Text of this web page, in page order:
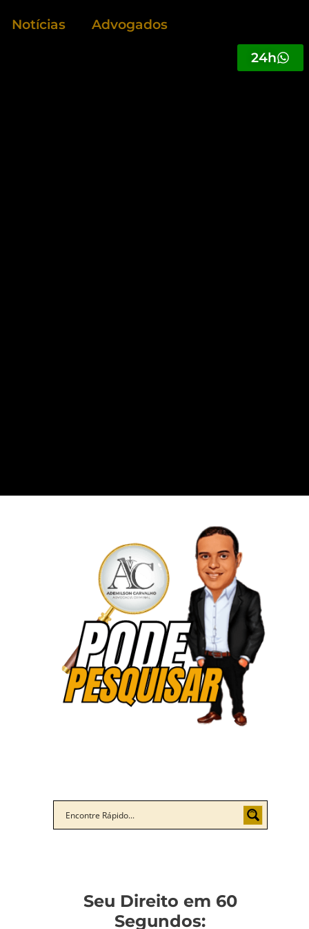
Notícias Advogados
24h
Seu Direito em 60
Segundos: